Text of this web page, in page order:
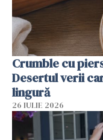
Crumble cu
Desertul verii
lingură
26 IULIE 2026